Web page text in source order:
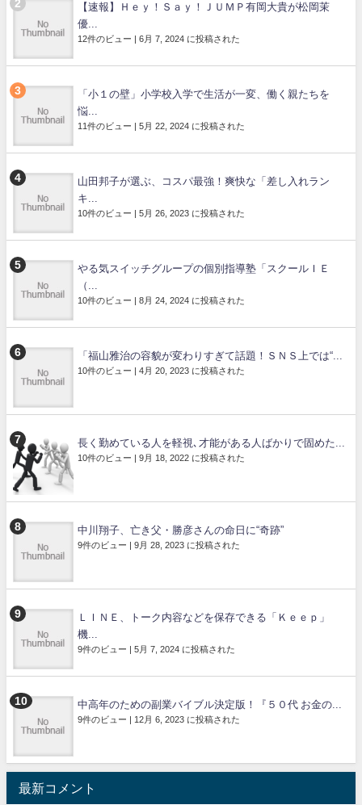
【速報】Ｈｅｙ！Ｓａｙ！ＪＵＭＰ有岡大貴が松岡茉
優...
12件のビュー | 6月 7, 2024 に投稿された
「小１の壁」小学校入学で生活が一変、働く親たちを
悩...
11件のビュー | 5月 22, 2024 に投稿された
山田邦子が選ぶ、コスパ最強！爽快な「差し入れラン
キ...
10件のビュー | 5月 26, 2023 に投稿された
やる気スイッチグループの個別指導塾「スクールＩＥ
（...
10件のビュー | 8月 24, 2024 に投稿された
「福山雅治の容貌が変わりすぎて話題！ＳＮＳ上では“...
10件のビュー | 4月 20, 2023 に投稿された
長く勤めている人を軽視､才能がある人ばかりで固めた...
10件のビュー | 9月 18, 2022 に投稿された
中川翔子、亡き父・勝彦さんの命日に“奇跡”
9件のビュー | 9月 28, 2023 に投稿された
ＬＩＮＥ、トーク内容などを保存できる「Ｋｅｅｐ」
機...
9件のビュー | 5月 7, 2024 に投稿された
中高年のための副業バイブル決定版！『５０代 お金の...
9件のビュー | 12月 6, 2023 に投稿された
最新コメント